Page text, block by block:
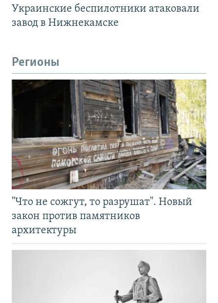
Украинские беспилотники атаковали
завод в Нижнекамске
Регионы
"Что не сожгут, то разрушат". Новый
закон против памятников
архитектуры